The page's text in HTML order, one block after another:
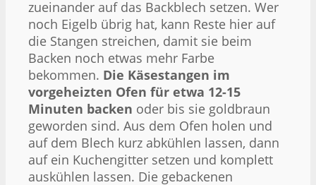
zueinander auf das Backblech setzen. Wer
noch Eigelb übrig hat, kann Reste hier auf
die Stangen streichen, damit sie beim
Backen noch etwas mehr Farbe
bekommen. Die Käsestangen im
vorgeheizten Ofen für etwa 12-15
Minuten backen oder bis sie goldbraun
geworden sind. Aus dem Ofen holen und
auf dem Blech kurz abkühlen lassen, dann
auf ein Kuchengitter setzen und komplett
auskühlen lassen. Die gebackenen